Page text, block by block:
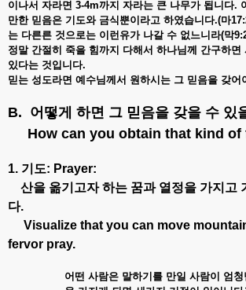
이나서 자라면 3-4m까지 자라는 큰 나무가 됩니다.
만한 믿음은 기도와 금식뿐이라고 하였습니다.(마
는 다른른 것으로는 이런유가 나갈 수 없느니라(막
정말 간절히 죽을 힘까지 다해서 하나님께 간구하면
있다는 것입니다.
믿는 성도라면 예수님께서 원하시는 그 믿음을 갖어
B. 어떻게 하면 그 믿음을 갖을 수 있
How can you obtain that kind of
1. 기도: Prayer:
산을 옮기고자 하는 꿈과 열정을 가지고
다.
Visualize that you can move
fervor pray.
어떤 사람은 말하기를 만일 사람이 엄